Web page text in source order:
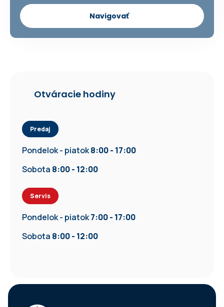
Navigovať
Otváracie hodiny
Predaj
Pondelok - piatok8:00 - 17:00
Sobota 8:00 - 12:00
Servis
Pondelok - piatok7:00 - 17:00
Sobota 8:00 - 12:00